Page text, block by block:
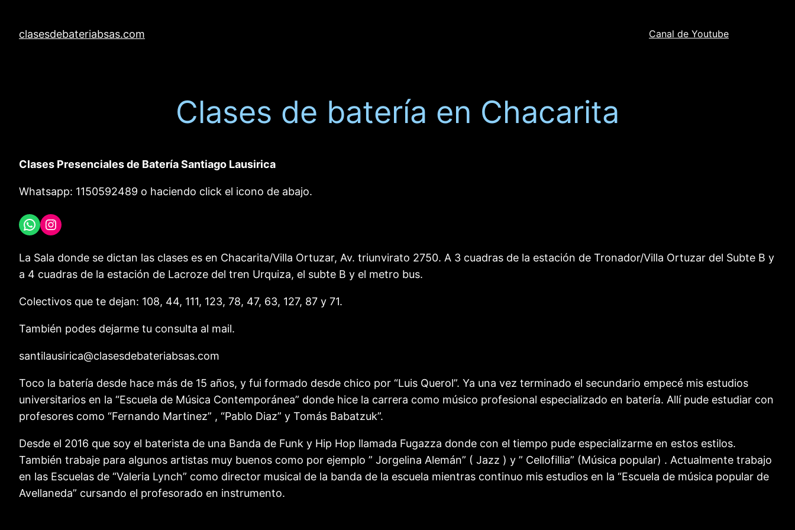
clasesdebateriabsas.com Canal de Youtube
Clases de batería en Chacarita
Clases Presenciales de Batería Santiago Lausirica
Whatsapp: 1150592489 o haciendo click el icono de abajo.
WhatsApp
Instagram
La Sala donde se dictan las clases es en Chacarita/Villa Ortuzar, Av. triunvirato 2750. A 3 cuadras de la estación de Tronador/Villa Ortuzar del Subte B y
a 4 cuadras de la estación de Lacroze del tren Urquiza, el subte B y el metro bus.
Colectivos que te dejan: 108, 44, 111, 123, 78, 47, 63, 127, 87 y 71.
También podes dejarme tu consulta al mail.
santilausirica@clasesdebateriabsas.com
Toco la batería desde hace más de 15 años, y fui formado desde chico por “Luis Querol”. Ya una vez terminado el secundario empecé mis estudios
universitarios en la “Escuela de Música Contemporánea” donde hice la carrera como músico profesional especializado en batería. Allí pude estudiar con
profesores como “Fernando Martinez” , “Pablo Diaz” y Tomás Babatzuk”.
Desde el 2016 que soy el baterista de una Banda de Funk y Hip Hop llamada Fugazza donde con el tiempo pude especializarme en estos estilos.
También trabaje para algunos artistas muy buenos como por ejemplo ” Jorgelina Alemán” ( Jazz ) y ” Cellofillia” (Música popular) . Actualmente trabajo
en las Escuelas de “Valeria Lynch” como director musical de la banda de la escuela mientras continuo mis estudios en la “Escuela de música popular de
Avellaneda” cursando el profesorado en instrumento.